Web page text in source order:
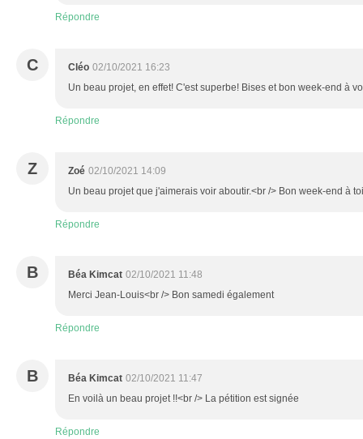
Répondre
C Cléo 02/10/2021 16:23
Un beau projet, en effet! C'est superbe! Bises et bon week-end à
Répondre
Z Zoé 02/10/2021 14:09
Un beau projet que j'aimerais voir aboutir.<br /> Bon week-end à
Répondre
B Béa Kimcat 02/10/2021 11:48
Merci Jean-Louis<br /> Bon samedi également
Répondre
B Béa Kimcat 02/10/2021 11:47
En voilà un beau projet !!<br /> La pétition est signée
Répondre